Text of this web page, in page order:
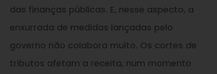
das finanças públicas. E, nesse aspecto, a
enxurrada de medidas lançadas pelo
governo não colabora muito. Os cortes de
tributos afetam a receita, num momento